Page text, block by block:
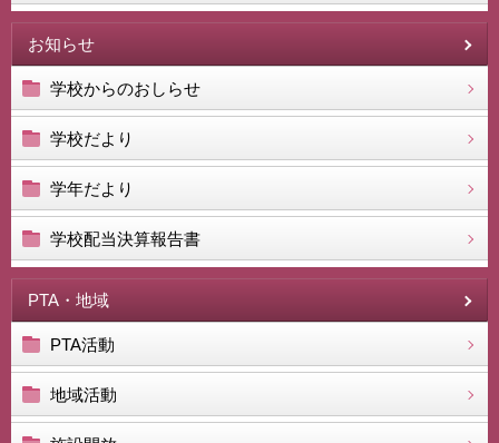
お知らせ
学校からのおしらせ
学校だより
学年だより
学校配当決算報告書
PTA・地域
PTA活動
地域活動